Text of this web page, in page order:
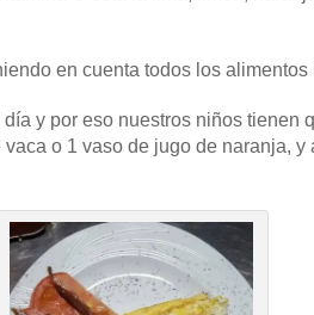
en cuenta todos los
y por eso nuestros niños tienen
o 1 vaso de jugo de naranja,